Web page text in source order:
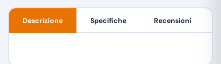
Descrizione Specifiche Recensioni